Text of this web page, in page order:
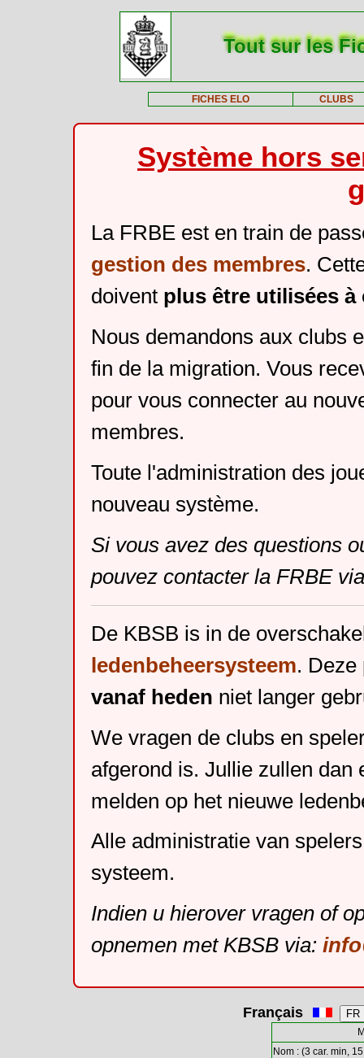
Tout sur les
FICHES ELO CLUBS
Système hors
La FRBE est en train de
gestion des membres.
doivent plus être utilisées
Nous demandons aux clubs
fin de la migration. Vous
pour vous connecter au
membres.
Toute l'administration des
nouveau système.
Si vous avez des questions
pouvez contacter la FRBE
De KBSB is in de
ledenbeheersysteem. Deze
vanaf heden niet langer
We vragen de clubs en
afgerond is. Jullie zullen dan
melden op het nieuwe
Alle administratie van
systeem.
Indien u hierover vragen of
opnemen met KBSB via:
Français
Nom : (3 car. min,